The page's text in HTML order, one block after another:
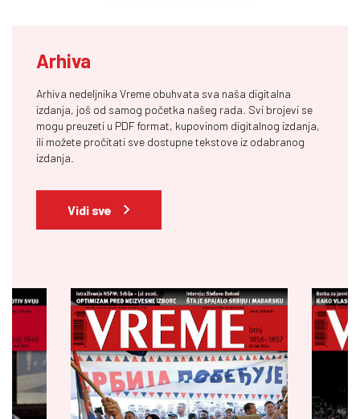
Arhiva
Arhiva nedeljnika Vreme obuhvata sva naša digitalna
izdanja, još od samog početka našeg rada. Svi brojevi se
mogu preuzeti u PDF format, kupovinom digitalnog izdanja,
ili možete pročitati sve dostupne tekstove iz odabranog
izdanja.
Vidi sve